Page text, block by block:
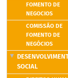
FOMENTO DE
NEGOCIOS
COMISSÃO DE
FOMENTO DE
NEGÓCIOS
SOCIAL